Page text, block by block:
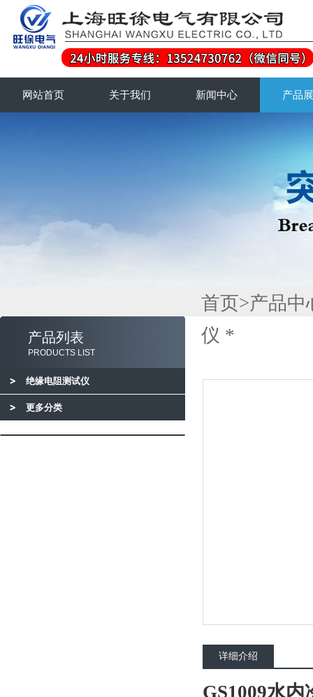
网站首页 关于我们 新闻中心 产品
产品列表
PRODUCTS LIST
绝缘电阻测试仪
更多分类
首页>产品中
仪 *
详细介绍
GS1009水